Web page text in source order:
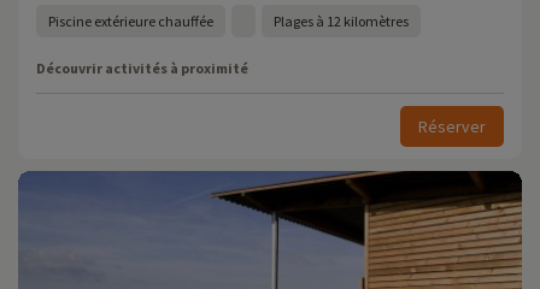
Piscine extérieure chauffée Plages à 12 kilomètres
Découvrir activités à proximité
Réserver